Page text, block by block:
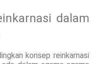
dalam
konsep reinkarnasi